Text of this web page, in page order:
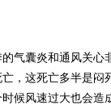
囊炎和通风关心
，这死亡多半是
候风速过大也会造